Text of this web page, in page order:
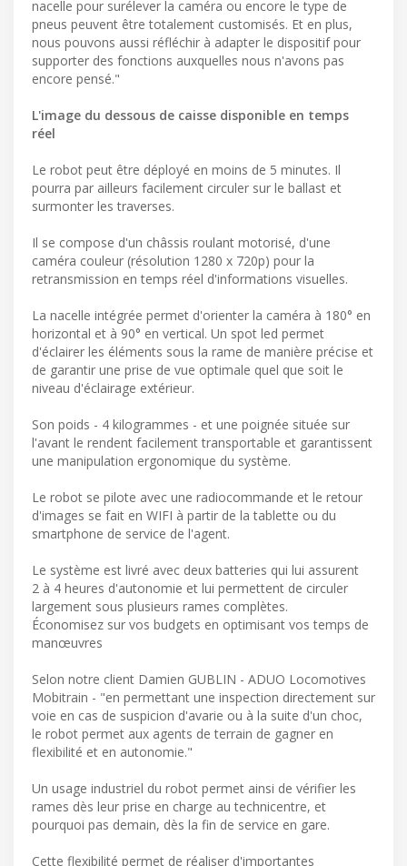
nacelle pour surélever la caméra ou encore le type de
pneus peuvent être totalement customisés. Et en plus,
nous pouvons aussi réfléchir à adapter le dispositif pour
supporter des fonctions auxquelles nous n'avons pas
encore pensé."
L'image du dessous de caisse disponible en temps
réel
Le robot peut être déployé en moins de 5 minutes. Il
pourra par ailleurs facilement circuler sur le ballast et
surmonter les traverses.
Il se compose d'un châssis roulant motorisé, d'une
caméra couleur (résolution 1280 x 720p) pour la
retransmission en temps réel d'informations visuelles.
La nacelle intégrée permet d'orienter la caméra à 180° en
horizontal et à 90° en vertical. Un spot led permet
d'éclairer les éléments sous la rame de manière précise et
de garantir une prise de vue optimale quel que soit le
niveau d'éclairage extérieur.
Son poids - 4 kilogrammes - et une poignée située sur
l'avant le rendent facilement transportable et garantissent
une manipulation ergonomique du système.
Le robot se pilote avec une radiocommande et le retour
d'images se fait en WIFI à partir de la tablette ou du
smartphone de service de l'agent.
Le système est livré avec deux batteries qui lui assurent
2 à 4 heures d'autonomie et lui permettent de circuler
largement sous plusieurs rames complètes.
Économisez sur vos budgets en optimisant vos temps de
manœuvres
Selon notre client Damien GUBLIN - ADUO Locomotives
Mobitrain - "en permettant une inspection directement sur
voie en cas de suspicion d'avarie ou à la suite d'un choc,
le robot permet aux agents de terrain de gagner en
flexibilité et en autonomie."
Un usage industriel du robot permet ainsi de vérifier les
rames dès leur prise en charge au technicentre, et
pourquoi pas demain, dès la fin de service en gare.
Cette flexibilité permet de réaliser d'importantes